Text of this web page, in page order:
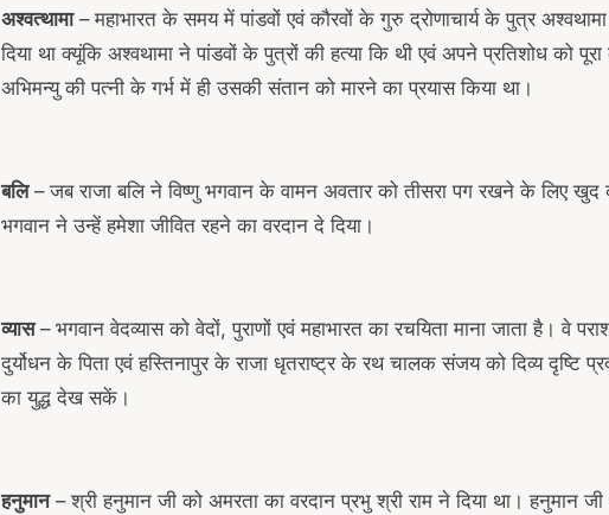
अश्वत्थामा– महाभारत के समय में पांडवों एवं कौरवों के गुरु द्रोणाचार्य के पुत्र
दिया था क्यूंकि अश्वथामा ने पांडवों के पुत्रों की हत्या कि थी एवं अपने प्रतिशोध को
अभिमन्यु की पत्नी के गर्भ में ही उसकी संतान को मारने का प्रयास किया था।
बलि– जब राजा बलि ने विष्णु भगवान के वामन अवतार को तीसरा पग रखने के लिए खुद
भगवान ने उन्हें हमेशा जीवित रहने का वरदान दे दिया।
व्यास– भगवान वेदव्यास को वेदों, पुराणों एवं महाभारत का रचयिता माना जाता है। वे
दुर्योधन के पिता एवं हस्तिनापुर के राजा धृतराष्ट्र के रथ चालक संजय को दिव्य दृष्टि
का युद्ध देख सकें।
हनुमान– श्री हनुमान जी को अमरता का वरदान प्रभु श्री राम ने दिया था। हनुमान